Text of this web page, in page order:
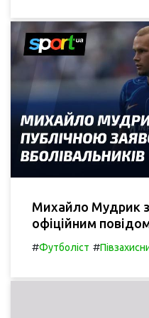
Михайло Мудрик
офіційним
#Футболіст #